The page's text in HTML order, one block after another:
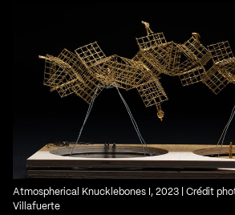
Atmospherical Knucklebones I, 2023 | Crédit
Villafuerte